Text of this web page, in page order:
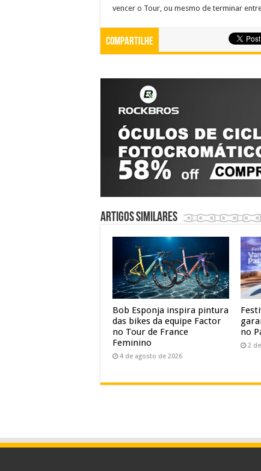
vencer o Tour, ou mesmo de terminar
Compartilhe
Artigos similares
Bob Esponja inspira pintura
das bikes da equipe Factor
no Tour de France
Feminino
4 de agosto de 2026
no
2